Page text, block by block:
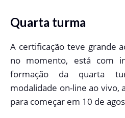
Quarta turma
A certificação teve grande
no momento, está com
formação da quarta
modalidade on-line ao vivo,
para começar em 10 de